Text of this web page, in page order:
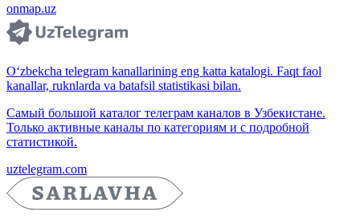
onmap.uz
O‘zbekcha telegram kanallarining eng katta katalogi. Faqt faol
kanallar, ruknlarda va batafsil statistikasi bilan.
Самый большой каталог телеграм каналов в Узбекистане.
Только активные каналы по категориям и с подробной
статистикой.
uztelegram.com